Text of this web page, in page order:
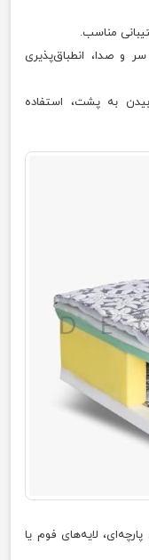
مناسب.
سر و صدا، انطباق‌پذیری
به پشت، استفاده
لایه‌های فوم یا